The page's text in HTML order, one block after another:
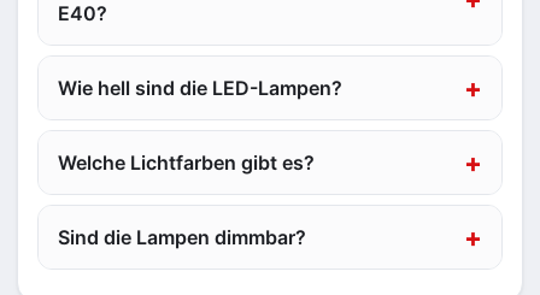
E40?
Wie hell sind die LED-Lampen?
Welche Lichtfarben gibt es?
Sind die Lampen dimmbar?